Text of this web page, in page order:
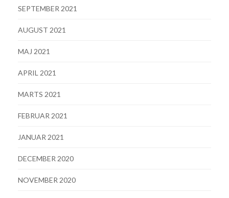
SEPTEMBER 2021
AUGUST 2021
MAJ 2021
APRIL 2021
MARTS 2021
FEBRUAR 2021
JANUAR 2021
DECEMBER 2020
NOVEMBER 2020